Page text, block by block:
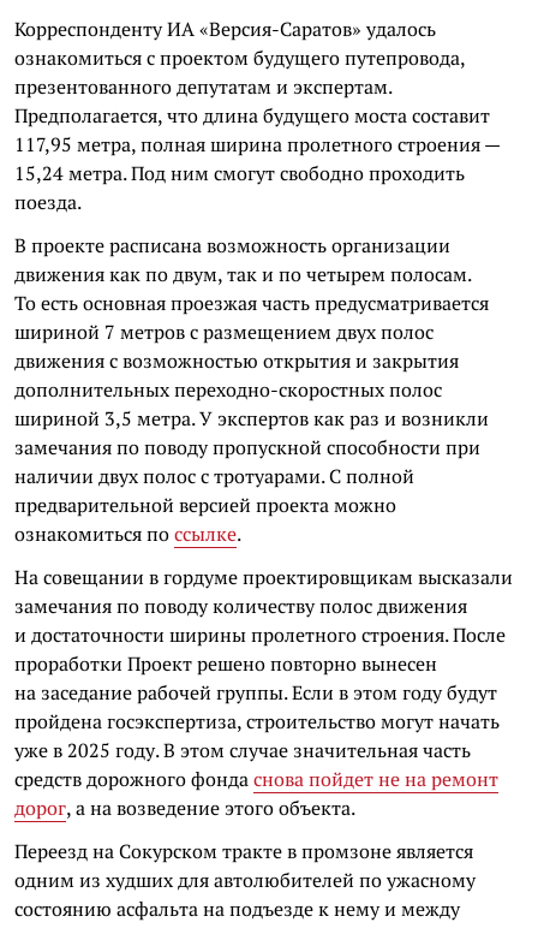
Корреспонденту ИА «Версия-Саратов» удалось
ознакомиться с проектом будущего путепровода,
презентованного депутатам и экспертам.
Предполагается, что длина будущего моста составит
117,95 метра, полная ширина пролетного строения —
15,24 метра. Под ним смогут свободно проходить
поезда.
В проекте расписана возможность организации
движения как по двум, так и по четырем полосам.
То есть основная проезжая часть предусматривается
шириной 7 метров с размещением двух полос
движения с возможностью открытия и закрытия
дополнительных переходно-скоростных полос
шириной 3,5 метра. У экспертов как раз и возникли
замечания по поводу пропускной способности при
наличии двух полос с тротуарами. С полной
предварительной версией проекта можно
ознакомиться поссылке.
На совещании в гордуме проектировщикам высказали
замечания по поводу количеству полос движения
и достаточности ширины пролетного строения. После
проработки Проект решено повторно вынесен
на заседание рабочей группы. Если в этом году будут
пройдена госэкспертиза, строительство могут начать
уже в 2025 году. В этом случае значительная часть
средств дорожного фондаснова пойдет не на ремонт
дорог, а на возведение этого объекта.
Переезд на Сокурском тракте в промзоне является
одним из худших для автолюбителей по ужасному
состоянию асфальта на подъезде к нему и между